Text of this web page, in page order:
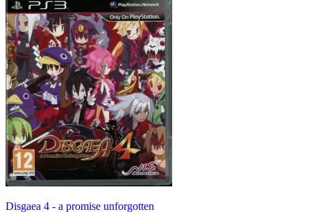
Disgaea 4 - a promise unforgotten